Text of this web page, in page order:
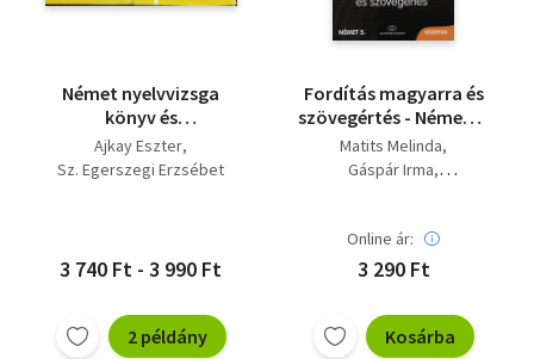
Német nyelvvizsga
könyv és
gyakorlókönyv
(középfok írásbeli és
Ajkay Eszter
Sz. Egerszegi Erzsébet
3 740 Ft - 3 990 Ft
2 példány
Fordítás magyarra és
szövegértés - Német 5.
- Középfok
Matits Melinda
Gáspár Irma
Online ár:
3 290 Ft
Kosárba